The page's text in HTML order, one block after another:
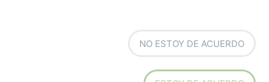
NO ESTOY DE ACUERDO